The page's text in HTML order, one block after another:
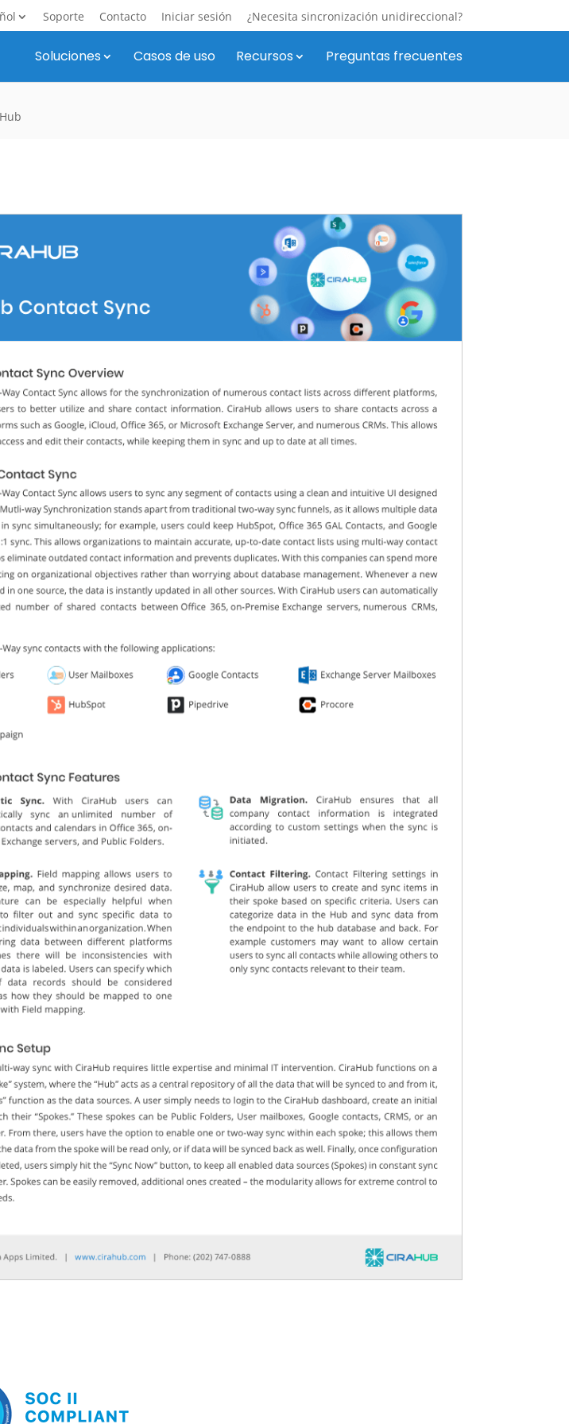
Soporte Contacto Iniciar sesión ¿Necesita sincronización unidireccional?
Soluciones Casos de uso Recursos Preguntas frecuentes